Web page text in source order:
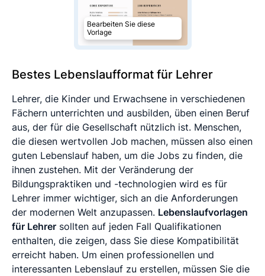
Bearbeiten Sie diese
Vorlage
Bestes Lebenslaufformat für Lehrer
Lehrer, die Kinder und Erwachsene in verschiedenen
Fächern unterrichten und ausbilden, üben einen Beruf
aus, der für die Gesellschaft nützlich ist. Menschen,
die diesen wertvollen Job machen, müssen also einen
guten Lebenslauf haben, um die Jobs zu finden, die
ihnen zustehen. Mit der Veränderung der
Bildungspraktiken und -technologien wird es für
Lehrer immer wichtiger, sich an die Anforderungen
der modernen Welt anzupassen. Lebenslaufvorlagen
für Lehrer sollten auf jeden Fall Qualifikationen
enthalten, die zeigen, dass Sie diese Kompatibilität
erreicht haben. Um einen professionellen und
interessanten Lebenslauf zu erstellen, müssen Sie die